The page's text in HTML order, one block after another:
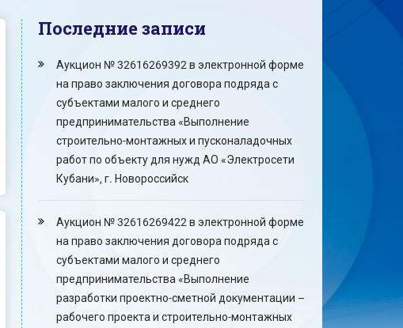
Последние записи
Аукцион № 32616269392 в электронной форме
на право заключения договора подряда с
субъектами малого и среднего
предпринимательства «Выполнение
строительно-монтажных и пусконаладочных
работ по объекту для нужд АО «Электросети
Кубани», г. Новороссийск
Аукцион № 32616269422 в электронной форме
на право заключения договора подряда с
субъектами малого и среднего
предпринимательства «Выполнение
разработки проектно-сметной документации –
рабочего проекта и строительно-монтажных